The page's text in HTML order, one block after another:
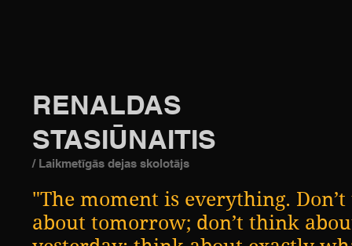
RENALDAS
STASIŪNAITIS
/ Laikmetīgās dejas skolotājs
"The moment is everything.
about tomorrow; don’t think